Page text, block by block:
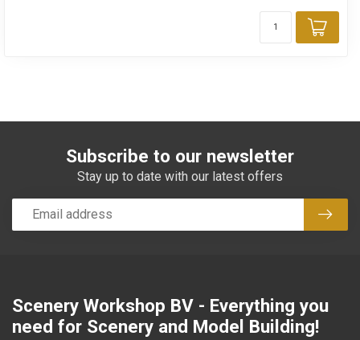
Add
Subscribe to our newsletter
Stay up to date with our latest offers
Scenery Workshop BV - Everything you
need for Scenery and Model Building!